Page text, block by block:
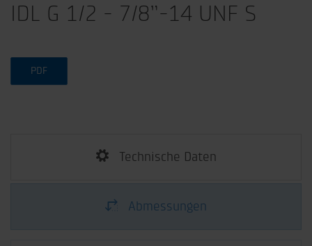
IDL G 1/2 - 7/8”-14 UNF S
PDF
Technische Daten
Abmessungen